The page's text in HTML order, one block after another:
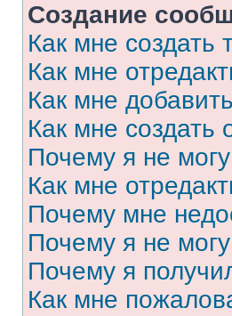
Создание
Как мне
Как мне
Как мне
Как мне создать
Почему я не
Как мне
Почему мне
Почему я не
Почему я
Как мне